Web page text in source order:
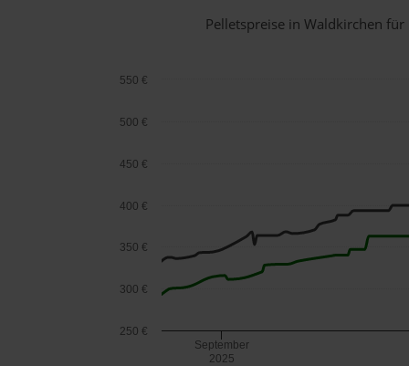
Pelletspreise in Waldkirchen
September
2025
250 €
300 €
350 €
400 €
450 €
500 €
550 €